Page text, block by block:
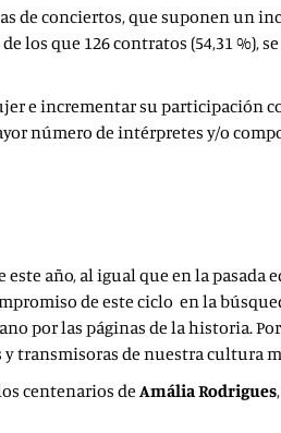
de conciertos, que suponen un
los que 126 contratos (54,31 %),
e incrementar su participación
número de intérpretes y/o
año, al igual que en la pasada
de este ciclo en la
por las páginas de la historia. Por
transmisoras de nuestra cultura
centenarios deAmália Rodrigues,